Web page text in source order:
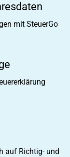
mit SteuerGo
auf Richtig- und